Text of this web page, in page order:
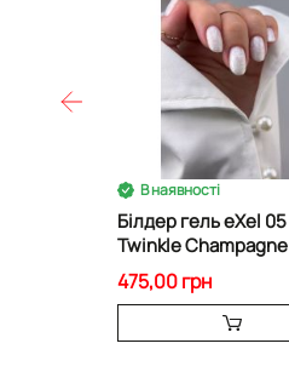
В наявності
Білдер гель eXel 05
Twinkle Champagne
475,00 грн